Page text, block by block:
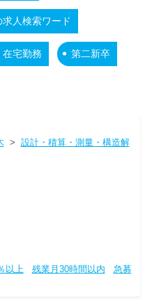
求人検索ワード
在宅勤務 第二新卒
> 設計・積算・測量・構造解
以上 残業月30時間以内
急募